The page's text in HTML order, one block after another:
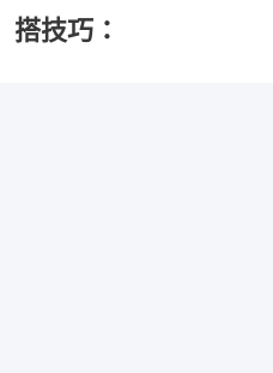
搭技巧：